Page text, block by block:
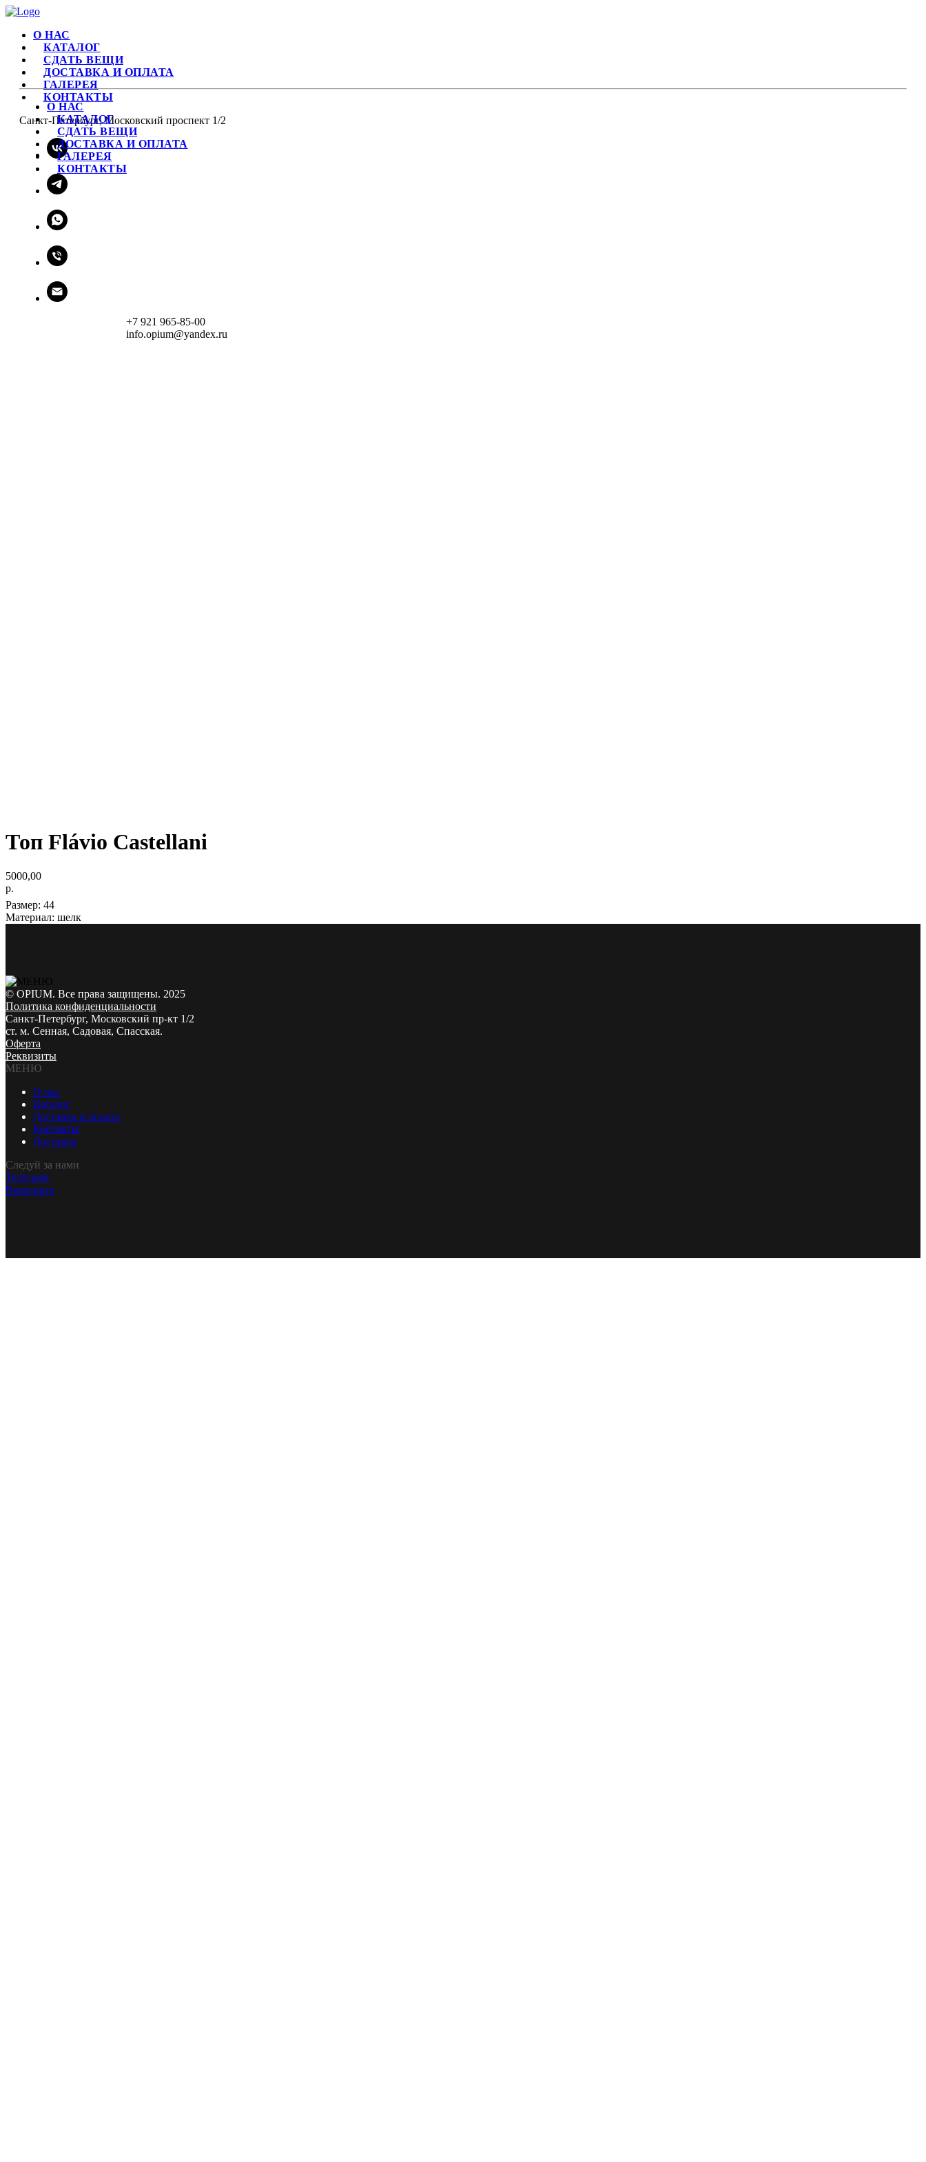
О НАС
КАТАЛОГ
СДАТЬ ВЕЩИ
ДОСТАВКА И ОПЛАТА
ГАЛЕРЕЯ
КОНТАКТЫ
Санкт-Петербург, Московский проспект 1/2
+7 921 965-85-00
info.opium@yandex.ru
О НАС
КАТАЛОГ
СДАТЬ ВЕЩИ
ДОСТАВКА И ОПЛАТА
ГАЛЕРЕЯ
КОНТАКТЫ
Топ Flávio Castellani
5000,00
р.
Размер: 44
Материал: шелк
© OPIUM. Все права защищены. 2025
Политика конфиденциальности
Санкт-Петербург, Московский пр-кт 1/2
ст. м. Сенная, Садовая, Спасская.
Оферта
Реквизиты
МЕНЮ
О нас
Каталог
Доставка и оплата
Контакты
Доставка
Следуй за нами
Телеграм
Вконтакте